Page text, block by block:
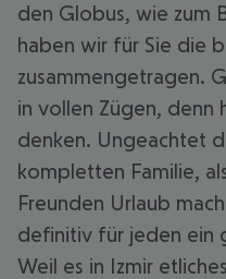
den Globus, wie zum
haben wir für Sie die
zusammengetragen.
in vollen Zügen, denn
denken. Ungeachtet
kompletten Familie,
Freunden Urlaub
definitiv für jeden ein
Weil es in Izmir